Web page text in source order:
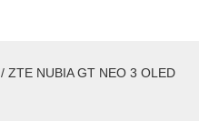
/ ZTE NUBIA GT NEO 3 OLED